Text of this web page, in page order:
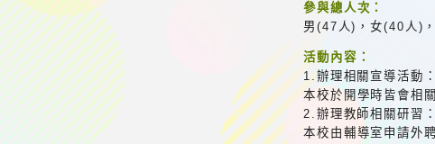
參與總人次：
男(47人)，女(40人)
活動內容：
1.辦理相關宣導活動：
本校於開學時皆會相
2.辦理教師相關研習：
本校由輔導室申請外